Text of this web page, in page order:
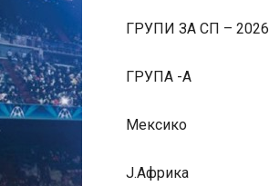
ГРУПИ ЗА СП – 2026
ГРУПА -А
Мексико
Ј.Африка